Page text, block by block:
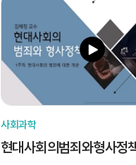
사회과학
현대사회의범죄와형사정